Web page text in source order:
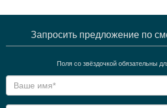
Запросить предложение по
Поля со звёздочкой обязательны